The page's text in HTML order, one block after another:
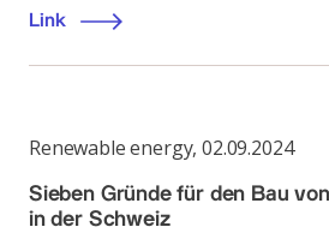
Link
Renewable energy, 02.09.2024
Sieben Gründe für den Bau
in der Schweiz